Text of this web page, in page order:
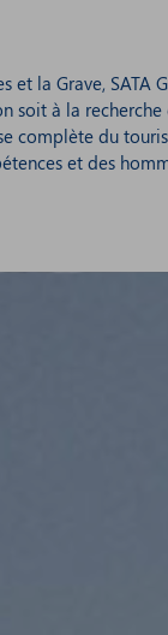
la Grave,
à la
complète du
et des